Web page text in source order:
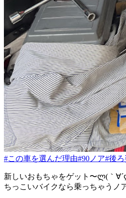
#この車を選んだ理由#90ノア#後
新しいおもちゃをゲット〜ლ(｀
ちっこいバイクなら乗っちゃうノ